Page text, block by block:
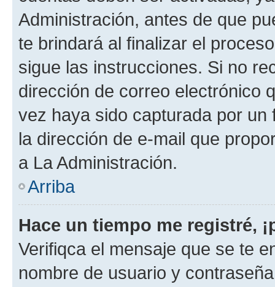
Administración, antes de que
te brindará al finalizar el
sigue las instrucciones. Si no
dirección de correo electrónico
vez haya sido capturada por
la dirección de e-mail que
a La Administración.
Arriba
Hace un tiempo me registré,
Verifiqca el mensaje que se te
nombre de usuario y